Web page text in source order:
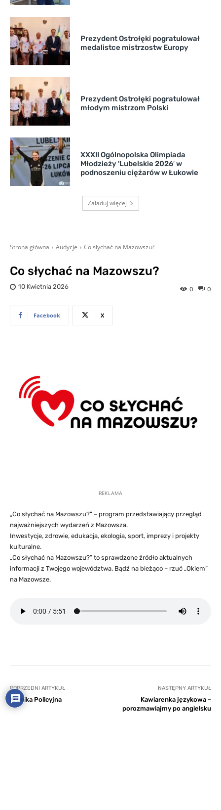
Prezydent Ostrołęki pogratulował
medalistce mistrzostw Europy
Prezydent Ostrołęki pogratulował
młodym mistrzom Polski
XXXII Ogólnopolska Olimpiada
Młodzieży 'Lubelskie 2026′ w
podnoszeniu ciężarów w Łukowie
Załaduj więcej